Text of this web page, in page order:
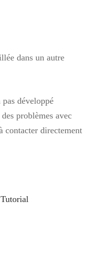
dans un autre
développé
problèmes avec
contacter directement